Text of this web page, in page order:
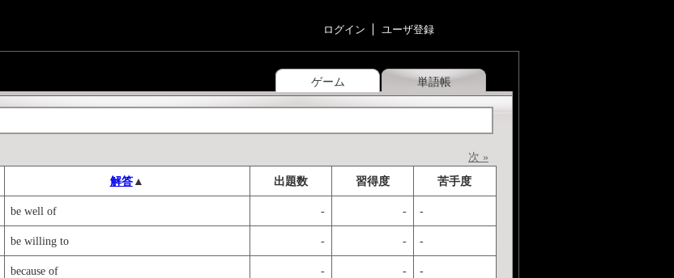
ログイン ユーザ登録
ゲーム 単語帳
次 »
解答▲ 出題数 習得度 苦手度
be well of - - -
be willing to - - -
because of - - -